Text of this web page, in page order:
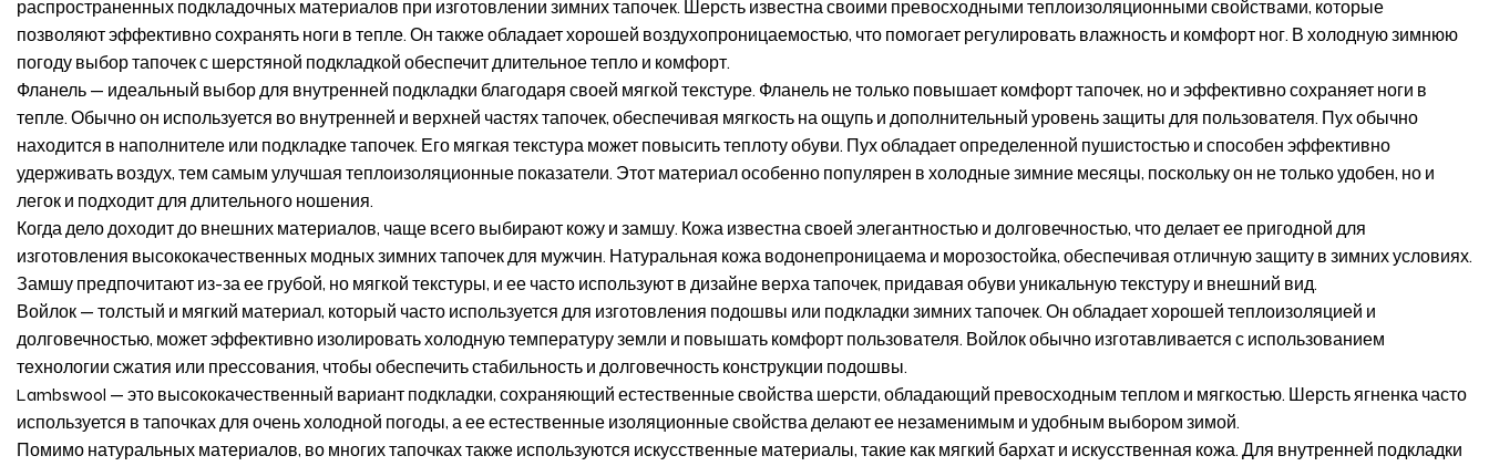
распространенных подкладочных материалов при изготовлении зимних тапочек. Шерсть известна своими превосходными теплоизоляционными свойствами, которые
позволяют эффективно сохранять ноги в тепле. Он также обладает хорошей воздухопроницаемостью, что помогает регулировать влажность и комфорт ног. В холодную зимнюю
погоду выбор тапочек с шерстяной подкладкой обеспечит длительное тепло и комфорт.
Фланель — идеальный выбор для внутренней подкладки благодаря своей мягкой текстуре. Фланель не только повышает комфорт тапочек, но и эффективно сохраняет ноги в
тепле. Обычно он используется во внутренней и верхней частях тапочек, обеспечивая мягкость на ощупь и дополнительный уровень защиты для пользователя. Пух обычно
находится в наполнителе или подкладке тапочек. Его мягкая текстура может повысить теплоту обуви. Пух обладает определенной пушистостью и способен эффективно
удерживать воздух, тем самым улучшая теплоизоляционные показатели. Этот материал особенно популярен в холодные зимние месяцы, поскольку он не только удобен, но и
легок и подходит для длительного ношения.
Когда дело доходит до внешних материалов, чаще всего выбирают кожу и замшу. Кожа известна своей элегантностью и долговечностью, что делает ее пригодной для
изготовления высококачественных модных зимних тапочек для мужчин. Натуральная кожа водонепроницаема и морозостойка, обеспечивая отличную защиту в зимних условиях.
Замшу предпочитают из-за ее грубой, но мягкой текстуры, и ее часто используют в дизайне верха тапочек, придавая обуви уникальную текстуру и внешний вид.
Войлок — толстый и мягкий материал, который часто используется для изготовления подошвы или подкладки зимних тапочек. Он обладает хорошей теплоизоляцией и
долговечностью, может эффективно изолировать холодную температуру земли и повышать комфорт пользователя. Войлок обычно изготавливается с использованием
технологии сжатия или прессования, чтобы обеспечить стабильность и долговечность конструкции подошвы.
Lambswool — это высококачественный вариант подкладки, сохраняющий естественные свойства шерсти, обладающий превосходным теплом и мягкостью. Шерсть ягненка часто
используется в тапочках для очень холодной погоды, а ее естественные изоляционные свойства делают ее незаменимым и удобным выбором зимой.
Помимо натуральных материалов, во многих тапочках также используются искусственные материалы, такие как мягкий бархат и искусственная кожа. Для внутренней подкладки